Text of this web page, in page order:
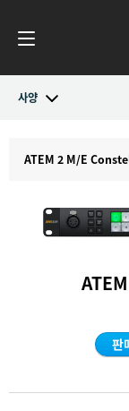
사양
소프트웨어 컨트롤
Advanced Panel
Austria
China
ATEM 2 M/E
판